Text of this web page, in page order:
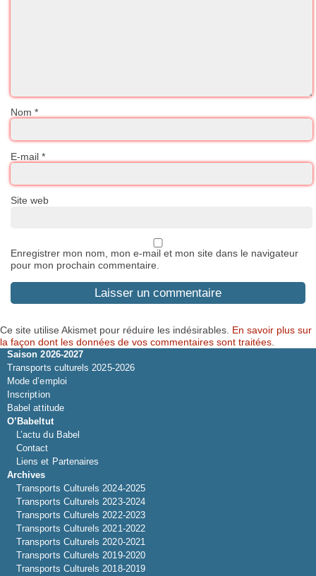
Nom *
E-mail *
Site web
Enregistrer mon nom, mon e-mail et mon site dans le navigateur
pour mon prochain commentaire.
Ce site utilise Akismet pour réduire les indésirables. En savoir plus sur
la façon dont les données de vos commentaires sont traitées
Saison 2026-2027
Transports culturels 2025-2026
Mode d’emploi
Inscription
Babel attitude
O’Babeltut
L’actu du Babel
Contact
Liens et Partenaires
Archives
Transports Culturels 2024-2025
Transports Culturels 2023-2024
Transports Culturels 2022-2023
Transports Culturels 2021-2022
Transports Culturels 2020-2021
Transports Culturels 2019-2020
Transports Culturels 2018-2019